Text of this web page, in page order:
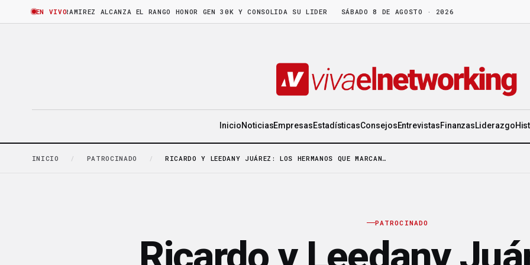
EN VIVO
BRUNO RAMIREZ ALCANZA EL RANGO HONOR GEN 30K Y CONSOLIDA SU LIDERAZGO EN WORLD GEN LA FRUTA MADURA NO ESPERA: HAY
SÁBADO 8 DE AGOSTO · 2026
InicioNoticiasEmpresasEstadísticasConsejosEntrevistasFinanzasLiderazgo
INICIO / PATROCINADO / RICARDO Y LEEDANY JUÁREZ: LOS HERMANOS QUE MARCAN…
PATROCINADO